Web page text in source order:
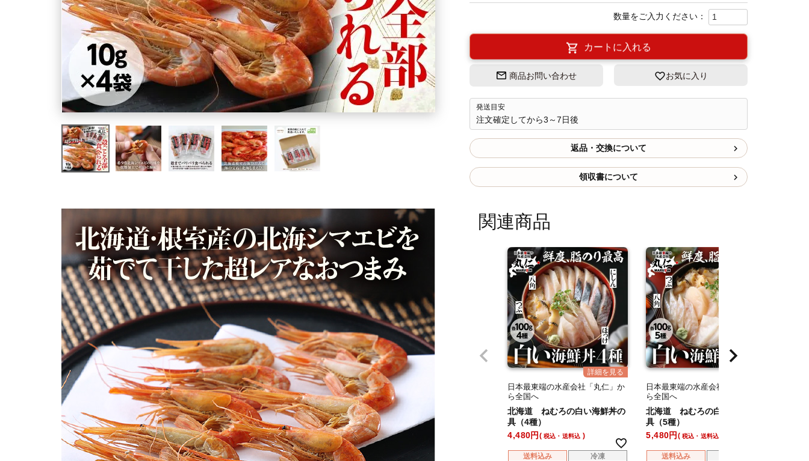
カートに入れる
商品お問い合わせ お気に入り
発送目安
注文確定してから3～7日後
返品・交換について
領収書について
関連商品
日本最東端の水産会社「丸仁」か
ら全国へ
北海道 ねむろの白い海鮮丼の
具（4種）
送料込み 冷凍
4,480 税込・送料込
日本最東端の水産会社「丸仁」か
ら全国へ
北海道 ねむろの白い海鮮丼の
具（5種）
送料込み
5,480 税込・送料込